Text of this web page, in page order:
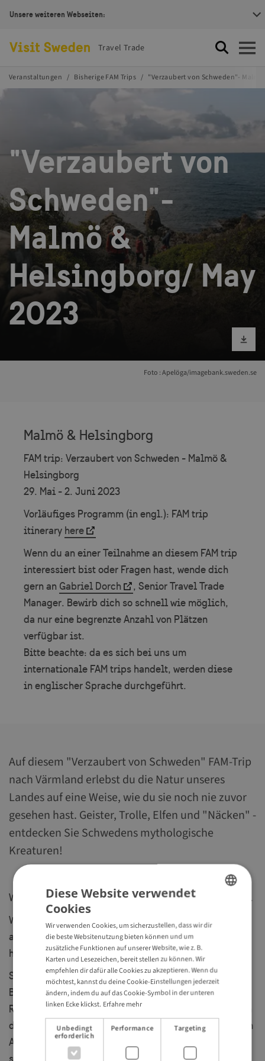
Unsere weiteren Webseiten:
Visit Sweden Logotype
Travel Trade Suche Öffnen
Veranstaltungen Bisherige FAM Trips "Verzaubert von Schweden"-
Foto : Apelöga/imagebank.sweden.se
Bild
"Verzaubert von
Schweden"-
Malmö &
Helsingborg/ May
2023
Malmö & Helsingborg
FAM trip: Verzaubert von Schweden - Malmö &
Helsingborg
29. Mai - 2. Juni 2023
Vorläufiges Programm (in engl.): FAM trip
itinerary here
Wenn du an einer Teilnahme an diesem FAM trip
interessiert bist oder Fragen hast, wende dich
gern an Gabriel Dorch
, Senior Travel Trade
Manager. Bewirb dich so schnell wie möglich,
da nur eine begrenzte Anzahl von Plätzen
verfügbar ist.
Bitte beachte: da es sich bei uns um
internationale FAM trips handelt, werden diese
in englischer Sprache durchgeführt.
Auf diesem "Verzaubert von Schweden" FAM-Trip
nach Värmland erlebst du die Natur unseres
Landes auf eine Weise, wie du sie noch nie zuvor
gesehen hast. Geister, Trolle, Elfen und "Näcken" -
entdecken Sie Schwedens mythologische
Kreaturen!
Willkommen in Malmö & Helsingborg in Südschweden.
Wir möchte dich einladen, die Natur unseres Landes
auf eine Weise zu erleben, wie du es noch nie getan
hast.
Schwedens Natur ist seit jeher ein integraler
Bestandteil unserer Kultur und spielt eine zentrale
Rolle in der schwedischen Lebensweise. Inspiriert von
diesem Erbe hat der international gefeierte Autor John
Ajvide Lindqvist einige unserer Fabelwesen in einer
GERMAN
Diese Website verwendet
Cookies
Wir verwenden Cookies, um sicherzustellen, dass wir dir
die beste Websitenutzung bieten können und um
zusätzliche Funktionen auf unserer Website, wie z. B.
Karten und Lesezeichen, bereit stellen zu können. Wir
empfehlen dir dafür alle Cookies zu akzeptieren. Wenn du
möchtest, kannst du deine Cookie-Einstellungen jederzeit
ändern, indem du auf das Cookie-Symbol in der unteren
linken Ecke klickst. Erfahre mehr
Unbedingt
erforderlich
Performance Targeting